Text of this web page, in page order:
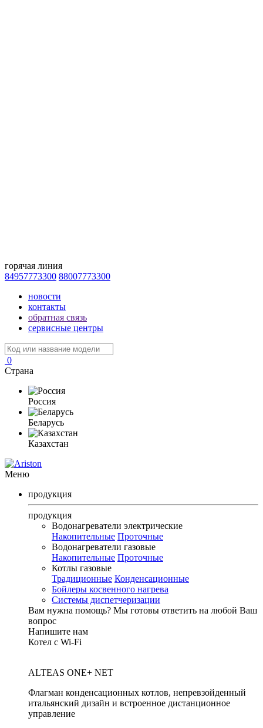
горячая линия
84957773300 88007773300
новости
контакты
обратная связь
сервисные центры
0
Страна
Россия
Беларусь
Казахстан
Меню
продукция
продукция
Водонагреватели электрические
Накопительные Проточные
Водонагреватели газовые
Накопительные Проточные
Котлы газовые
Традиционные Конденсационные
Бойлеры косвенного нагрева
Системы диспетчеризации
Вам нужна помощь? Мы готовы ответить на любой Ваш
вопрос
Напишите нам
Котел с Wi-Fi
ALTEAS ONE+ NET
Флагман конденсационных котлов, непревзойденный
итальянский дизайн и встроенное дистанционное
управление